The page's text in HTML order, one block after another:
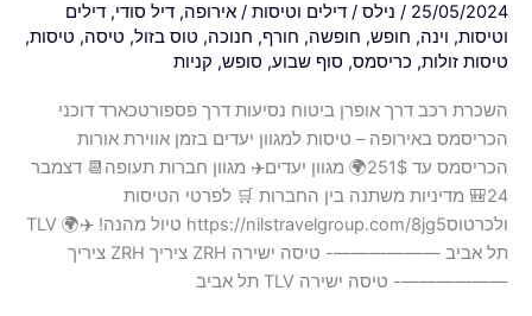
25/05/2024
/ נילס / דילים וטיסות / אירופה, דיל סודי, דילים
וטיסות, וינה, חופש, חופשה, חורף, חנוכה, טוס בזול, טיסה, טיסות,
טיסות זולות, כריסמס, סוף שבוע, סופש, קניות
השכרת רכב דרך אופרן ביטוח נסיעות דרך פספורטכארד דוכני
הכריסמס באירופה – טיסות למגוון יעדים בזמן אווירת אורות
הכריסמס עד 251$🌍 מגוון יעדים✈️ מגוון חברות תעופה📆 דצמבר
24🎒 מדיניות משתנה בין החברות 🛒 לפרטי הטיסות
ולכרטוסhttps://nilstravelgroup.com/8jg5 טיול מהנה! ✈️🌍 TLV
תל אביב ——————- טיסה ישירה ZRH ציריך ZRH ציריך
——————- טיסה ישירה TLV תל אביב